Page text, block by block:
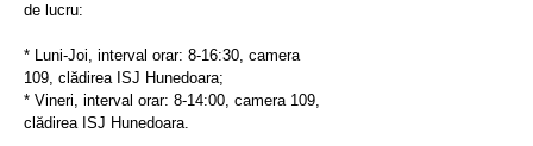
de lucru:
* Luni-Joi, interval orar: 8-16:30, camera
109, clădirea ISJ Hunedoara;
* Vineri, interval orar: 8-14:00, camera 109,
clădirea ISJ Hunedoara.